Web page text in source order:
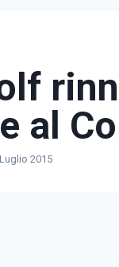
al
2015